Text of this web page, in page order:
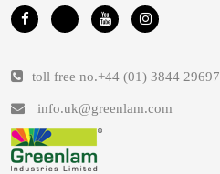
toll free no.+44 (01) 3844 29697
info.uk@greenlam.com